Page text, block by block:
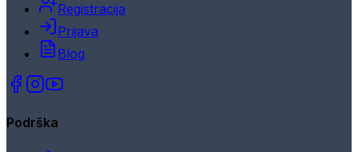
Registracija
Prijava
Blog
Podrška